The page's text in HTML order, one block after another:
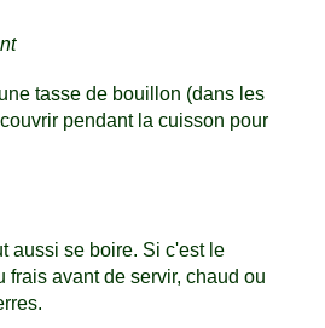
tasse de bouillon (dans les
pendant la cuisson pour
aussi se boire. Si c'est le
frais avant de servir, chaud ou